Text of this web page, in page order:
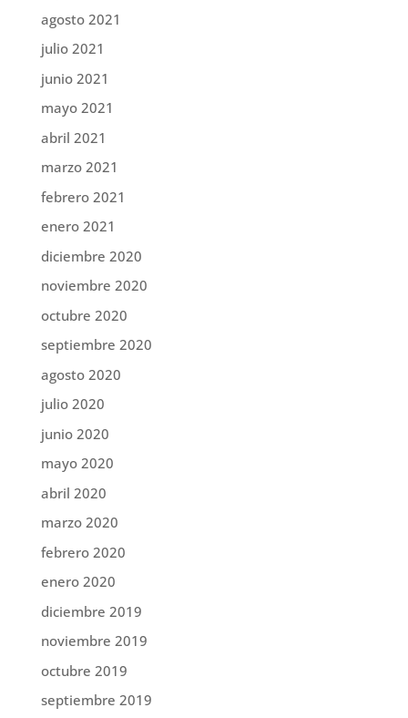
agosto 2021
julio 2021
junio 2021
mayo 2021
abril 2021
marzo 2021
febrero 2021
enero 2021
diciembre 2020
noviembre 2020
octubre 2020
septiembre 2020
agosto 2020
julio 2020
junio 2020
mayo 2020
abril 2020
marzo 2020
febrero 2020
enero 2020
diciembre 2019
noviembre 2019
octubre 2019
septiembre 2019